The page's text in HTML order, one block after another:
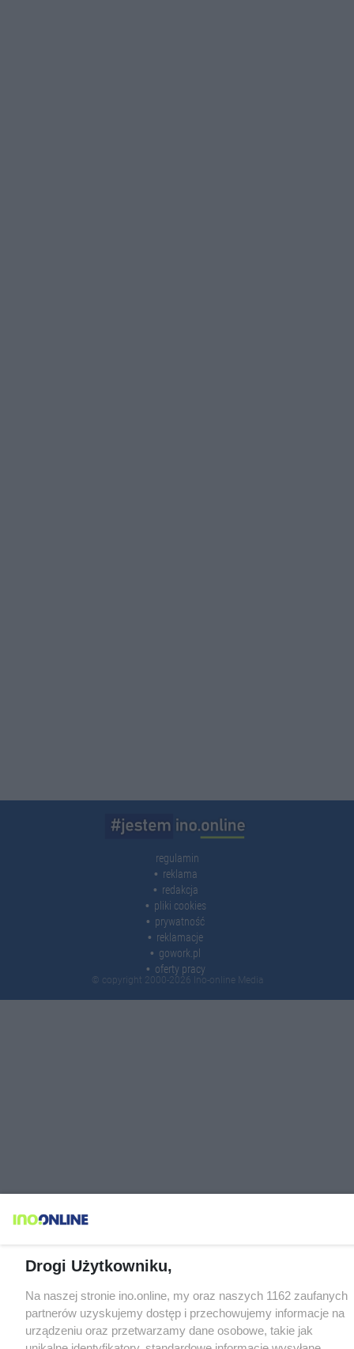
regulamin
reklama
redakcja
pliki cookies
prywatność
reklamacje
gowork.pl
oferty pracy
© copyright 2000-2026 Ino-online Media
Drogi Użytkowniku,
Na naszej stronie ino.online, my oraz naszych 1162 zaufanych
partnerów uzyskujemy dostęp i przechowujemy informacje na
urządzeniu oraz przetwarzamy dane osobowe, takie jak